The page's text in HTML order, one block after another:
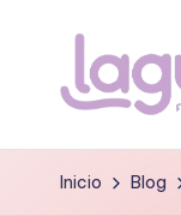
L
a
guia
Inicio Blog